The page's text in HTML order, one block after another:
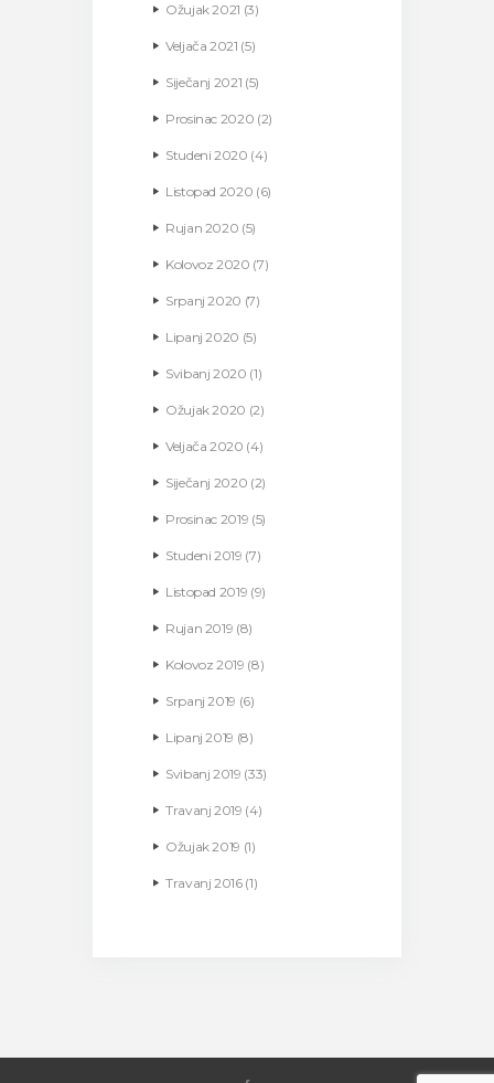
Ožujak2021 (3)
Veljača2021 (5)
Siječanj 2021 (5)
Prosinac 2020 (2)
Studeni2020 (4)
Listopad 2020 (6)
Rujan 2020 (5)
Kolovoz2020 (7)
Srpanj2020 (7)
Lipanj2020 (5)
Svibanj2020 (1)
Ožujak2020 (2)
Veljača2020 (4)
Siječanj 2020 (2)
Prosinac 2019 (5)
Studeni2019 (7)
Listopad 2019 (9)
Rujan 2019 (8)
Kolovoz2019 (8)
Srpanj2019 (6)
Lipanj2019 (8)
Svibanj2019 (33)
Travanj2019 (4)
Ožujak2019 (1)
Travanj2016(1)